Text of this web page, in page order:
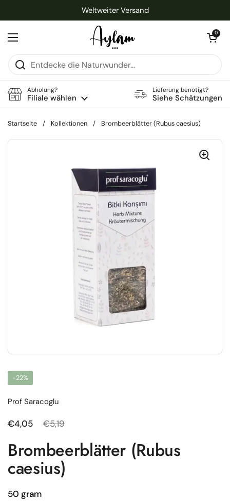
Weltweiter Versand
Menü öffnen
Warenkorb
0
Abholung?
Filiale wählen
Lieferung benötigt?
Siehe Schätzungen
Startseite / Kollektionen / Brombeerblätter (Rubus caesius)
-22%
Prof Saracoglu
Regulärer Preis
€4,05 Sale-Preis
€5,19
Brombeerblätter (Rubus
caesius)
50 gram